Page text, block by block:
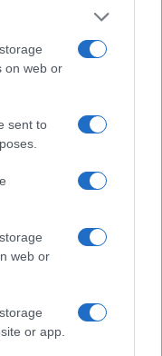
on web or
sent to
web or
or app.
di cui il
portante, possa
ieri. Negli
più spinosa:
di
cinese. Il
proprio
americani al
alla
in modo così